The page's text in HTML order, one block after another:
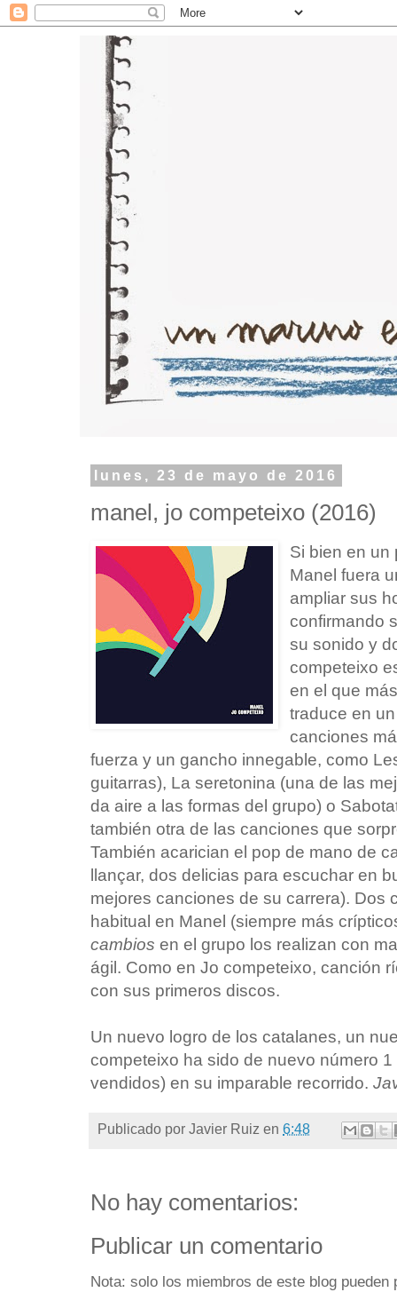
lunes, 23 de mayo de 2016
manel, jo competeixo (2016)
Si bien en un
Manel fuera
ampliar sus
confirmando
su sonido y
competeixo
en el que
traduce en
canciones
fuerza y un gancho innegable, como
guitarras), La seretonina (una de las
da aire a las formas del grupo) o
también otra de las canciones que
También acarician el pop de mano de
llançar, dos delicias para escuchar en
mejores canciones de su carrera). Dos
habitual en Manel (siempre más
cambios en el grupo los realizan con
ágil. Como en Jo competeixo, canción
con sus primeros discos.
Un nuevo logro de los catalanes, un
competeixo ha sido de nuevo número
vendidos) en su imparable recorrido.
Publicado por Javier Ruiz en 6:48
No hay comentarios:
Publicar un comentario
Nota: solo los miembros de este blog pueden